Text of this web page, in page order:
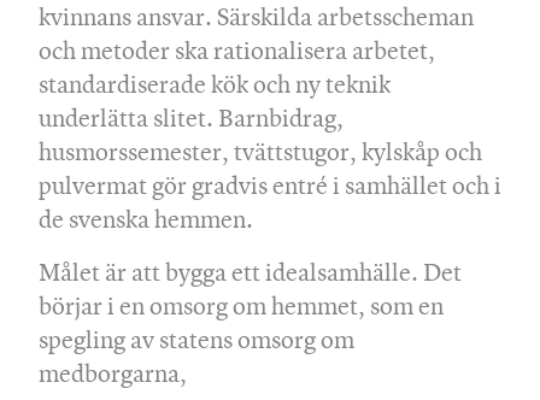
kvinnans ansvar. Särskilda arbetsscheman
och metoder ska rationalisera arbetet,
standardiserade kök och ny teknik
underlätta slitet. Barnbidrag,
husmorssemester, tvättstugor, kylskåp och
pulvermat gör gradvis entré i samhället och i
de svenska hemmen.
Målet är att bygga ett idealsamhälle. Det
börjar i en omsorg om hemmet, som en
spegling av statens omsorg om
medborgarna,